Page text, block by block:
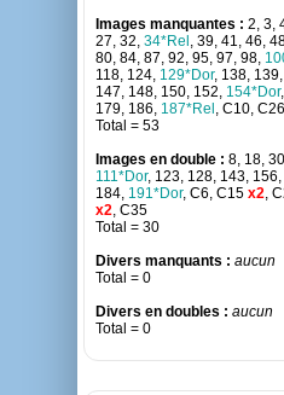
Images manquantes : 2, 3,
27, 32, 34*Rel , 39, 41, 46,
80, 84, 87, 92, 95, 97, 98,
118, 124, 129*Dor, 138, 139,
147, 148, 150, 152, 154*Dor
179, 186, 187*Rel , C10,
Total = 53
Images en double : 8, 18,
111*Dor, 123, 128, 143,
184, 191*Dor, C6, C15 x2,
x2, C35
Total = 30
Divers manquants : aucun
Total = 0
Divers en doubles : aucun
Total = 0